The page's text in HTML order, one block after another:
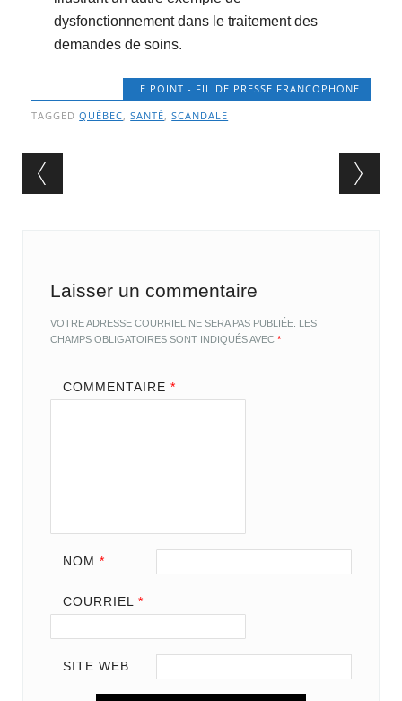
dysfonctionnement dans le traitement des
demandes de soins.
LE POINT - FIL DE PRESSE FRANCOPHONE
TAGGEDQUÉBEC,SANTÉ,SCANDALE
Post navigation
Laisser un commentaire
VOTRE ADRESSE COURRIEL NE SERA PAS PUBLIÉE. LES
CHAMPS OBLIGATOIRES SONT INDIQUÉS AVEC*
COMMENTAIRE *
NOM *
COURRIEL *
SITE WEB